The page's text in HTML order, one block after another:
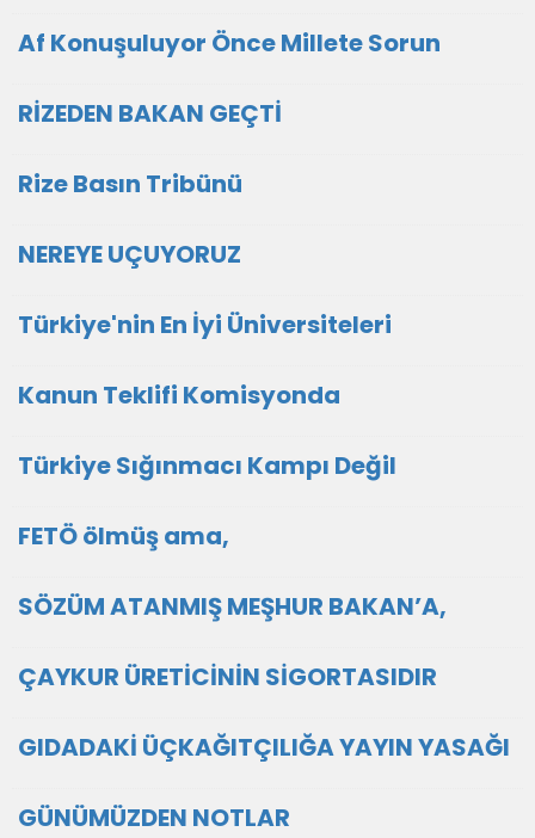
Af Konuşuluyor Önce Millete Sorun
RİZEDEN BAKAN GEÇTİ
Rize Basın Tribünü
NEREYE UÇUYORUZ
Türkiye'nin En İyi Üniversiteleri
Kanun Teklifi Komisyonda
Türkiye Sığınmacı Kampı Değil
FETÖ ölmüş ama,
SÖZÜM ATANMIŞ MEŞHUR BAKAN’A,
ÇAYKUR ÜRETİCİNİN SİGORTASIDIR
GIDADAKİ ÜÇKAĞITÇILIĞA YAYIN YASAĞI
GÜNÜMÜZDEN NOTLAR